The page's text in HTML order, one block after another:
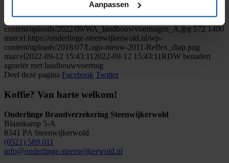
Aanpassen
betreffende voertuig een boete van € 400,- tegemoet zien.
https://onderlinge-steenwijkerwold.nl/wp-
content/uploads/2022/09/WA_landbouwvoertuigen_A.jpg 572 1400
marcel https://onderlinge-steenwijkerwold.nl/wp-
content/uploads/2018/07/Logo-nieuw-2011-Reflex_diap.png
marcel2022-09-12 15:43:11 2022-09-12 15:43:11 RDW benadert
agrariër met landbouwvoertuig
Deel deze pagina Facebook Twitter
Koffie? Van harte welkom!
Onderlinge Brandverzekering Steenwijkerwold
Blaankamp 5-A
8341 PA Steenwijkerwold
(0521) 589 011
info@onderlinge-steenwijkerwold.nl